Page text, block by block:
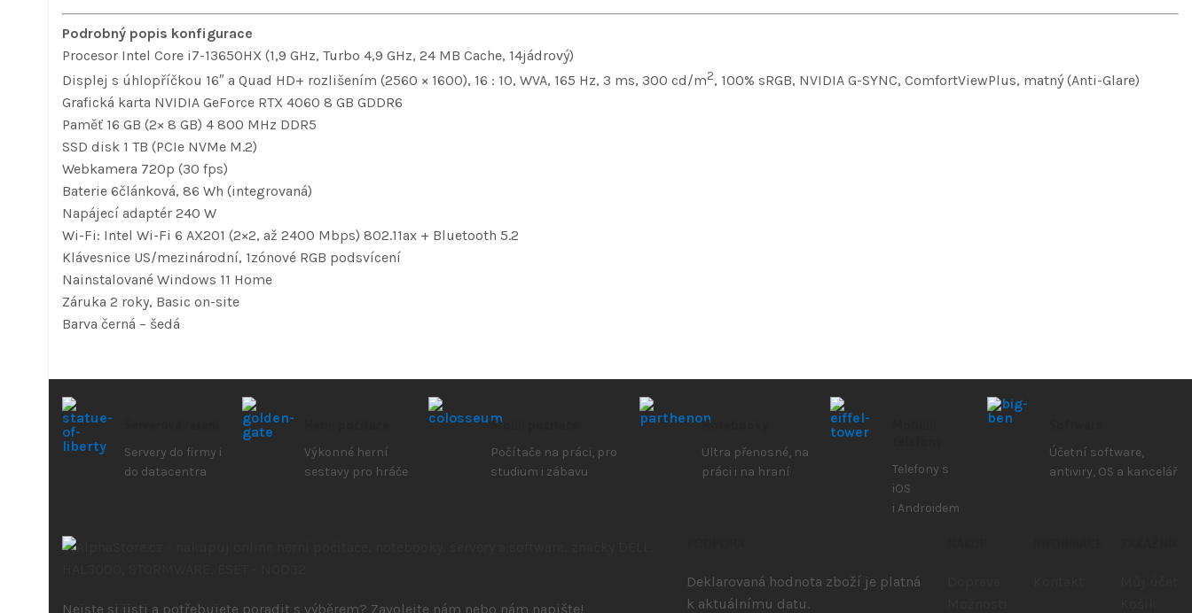
Podrobný popis konfigurace
Procesor Intel Core i7-13650HX (1,9 GHz, Turbo 4,9 GHz, 24 MB Cache, 14jádrový)
Displej s úhlopříčkou 16″ a Quad HD+ rozlišením (2560 × 1600), 16 : 10, WVA, 165 Hz, 3 ms, 300 cd/m2, 100% sRGB, NVIDIA G-SYNC, ComfortViewPlus, matný (Anti-Glare)
Grafická karta NVIDIA GeForce RTX 4060 8 GB GDDR6
Paměť 16 GB (2× 8 GB) 4 800 MHz DDR5
SSD disk 1 TB (PCIe NVMe M.2)
Webkamera 720p (30 fps)
Baterie 6článková, 86 Wh (integrovaná)
Napájecí adaptér 240 W
Wi-Fi: Intel Wi-Fi 6 AX201 (2×2, až 2400 Mbps) 802.11ax + Bluetooth 5.2
Klávesnice US/mezinárodní, 1zónové RGB podsvícení
Nainstalované Windows 11 Home
Záruka 2 roky, Basic on-site
Barva černá – šedá
Servery do firmy i
do datacentra
Výkonné herní
sestavy pro hráče
Stolní počítače
Počítače na práci, pro
studium i zábavu
Notebooky
Ultra přenosné, na
práci i na hraní
Telefony s
iOS
i Androidem
Účetní software,
antiviry, OS a kancelář
Nejste si jisti a potřebujete poradit s výběrem? Zavolejte nám nebo nám napište!
Deklarovaná hodnota zboží je platná
k aktuálnímu datu.